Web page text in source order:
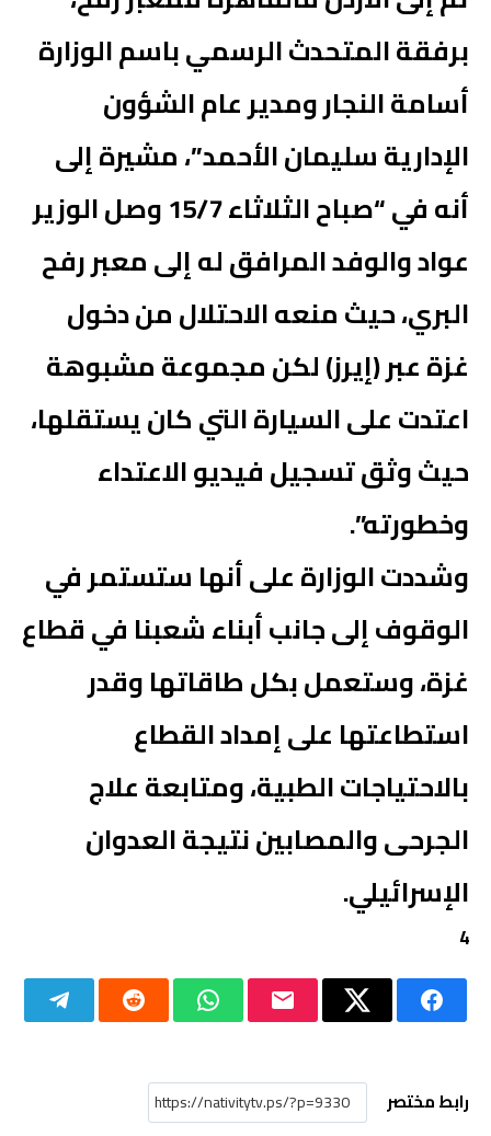
برفقة المتحدث الرسمي باسم الوزارة
أسامة النجار ومدير عام الشؤون
الإدارية سليمان الأحمد”، مشيرة إلى
أنه في “صباح الثلاثاء 15/7 وصل الوزير
عواد والوفد المرافق له إلى معبر رفح
البري، حيث منعه الاحتلال من دخول
غزة عبر (إيرز) لكن مجموعة مشبوهة
اعتدت على السيارة التي كان يستقلها،
حيث وثق تسجيل فيديو الاعتداء
وخطورته”.
وشددت الوزارة على أنها ستستمر في
الوقوف إلى جانب أبناء شعبنا في قطاع
غزة، وستعمل بكل طاقاتها وقدر
استطاعتها على إمداد القطاع
بالاحتياجات الطبية، ومتابعة علاج
الجرحى والمصابين نتيجة العدوان
الإسرائيلي.
4
رابط مختصر